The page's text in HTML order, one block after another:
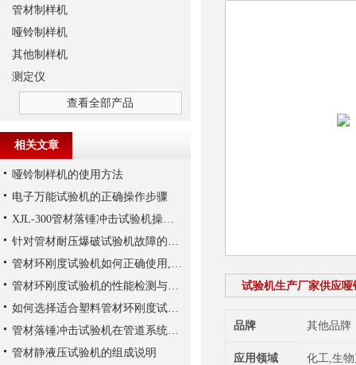
试验机生产厂家供应哑
品牌 其他品牌
应用领域 化工,生
管材制样机
哑铃制样机
其他制样机
测定仪
查看全部产品
相关文章
哑铃制样机的使用方法
电子万能试验机的正确操作步骤
XJL-300管材落锤冲击试验机操作方法
针对管材耐压爆破试验机故障的预防措施
管材环刚度试验机如何正确使用,对环境有哪些要求?
管材环刚度试验机的性能检测与应用研究
如何选择适合塑料管材环刚度试验机的测试方法？
管材落锤冲击试验机在管道系统安全性评估和优化
管材静液压试验机的组成说明